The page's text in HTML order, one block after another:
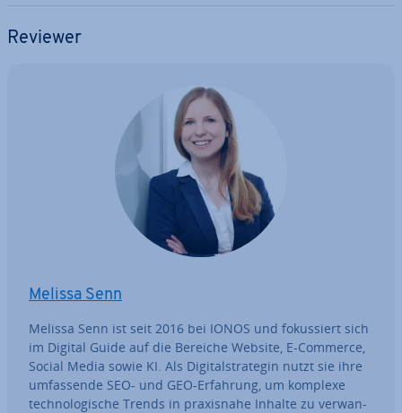
Reviewer
Melissa Senn
Melissa Senn ist seit 2016 bei IONOS und fo­kus­siert sich
im Digital Guide auf die Bereiche Website, E-Commerce,
Social Media sowie KI. Als Di­gi­tal­stra­te­gin nutzt sie ihre
um­fas­sen­de SEO- und GEO-Erfahrung, um komplexe
tech­no­lo­gi­sche Trends in pra­xis­na­he Inhalte zu ver­wan­